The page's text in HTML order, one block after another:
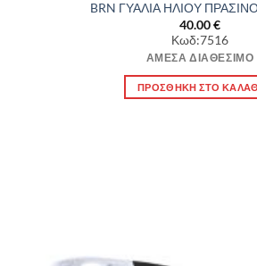
BRN ΓΥΑΛΙΑ ΗΛΙΟΥ
40.00€
Κωδ:7516
ΆΜΕΣΑ ΔΙΑΘΈΣΙΜΟ
ΠΡΟΣΘΉΚΗ ΣΤΟ